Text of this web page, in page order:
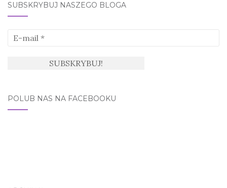
SUBSKRYBUJ NASZEGO BLOGA
POLUB NAS NA FACEBOOKU